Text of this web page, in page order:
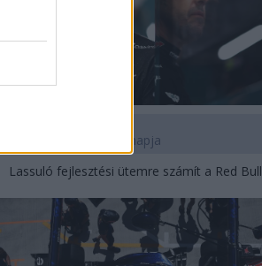
3 napja
Lassuló fejlesztési ütemre számít a Red Bull